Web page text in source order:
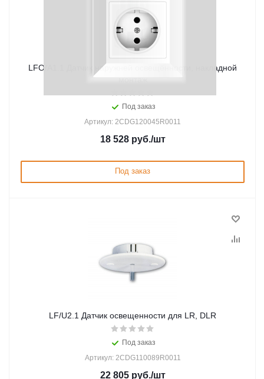
LFO/A1.1 Датчик наружней освещённости, накладной
монтаж
Под заказ
Артикул: 2CDG120045R0011
18 528руб./шт
Под заказ
LF/U2.1 Датчик освещенности для LR, DLR
Под заказ
Артикул: 2CDG110089R0011
22 805руб./шт